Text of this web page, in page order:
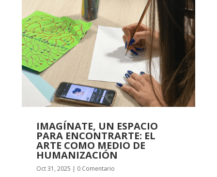
IMAGÍNATE, UN ESPACIO
PARA ENCONTRARTE: EL
ARTE COMO MEDIO DE
HUMANIZACIÓN
Oct 31, 2025 | 0 Comentario